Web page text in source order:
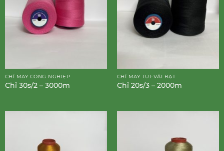
CHỈ MAY CÔNG NGHIỆP
Chỉ 30s/2 – 3000m
CHỈ MAY TÚI-VẢI BẠT
Chỉ 20s/3 – 2000m